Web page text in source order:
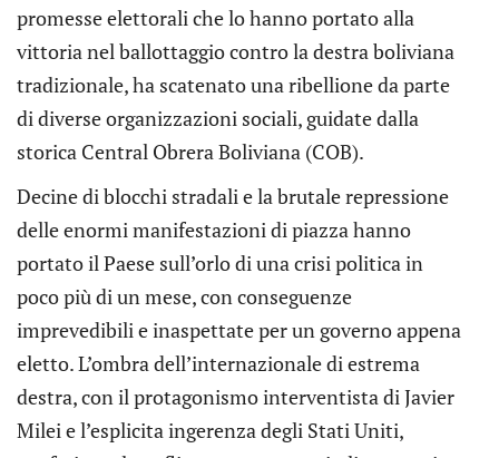
promesse elettorali che lo hanno portato alla
vittoria nel ballottaggio contro la destra boliviana
tradizionale, ha scatenato una ribellione da parte
di diverse organizzazioni sociali, guidate dalla
storica Central Obrera Boliviana (COB).
Decine di blocchi stradali e la brutale repressione
delle enormi manifestazioni di piazza hanno
portato il Paese sull’orlo di una crisi politica in
poco più di un mese, con conseguenze
imprevedibili e inaspettate per un governo appena
eletto. L’ombra dell’internazionale di estrema
destra, con il protagonismo interventista di Javier
Milei e l’esplicita ingerenza degli Stati Uniti,